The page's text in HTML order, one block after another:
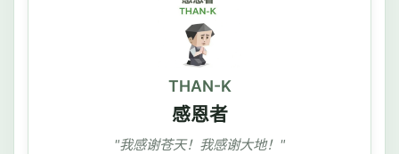
THAN-K
感恩者
"我感谢苍天！我感谢大地！"